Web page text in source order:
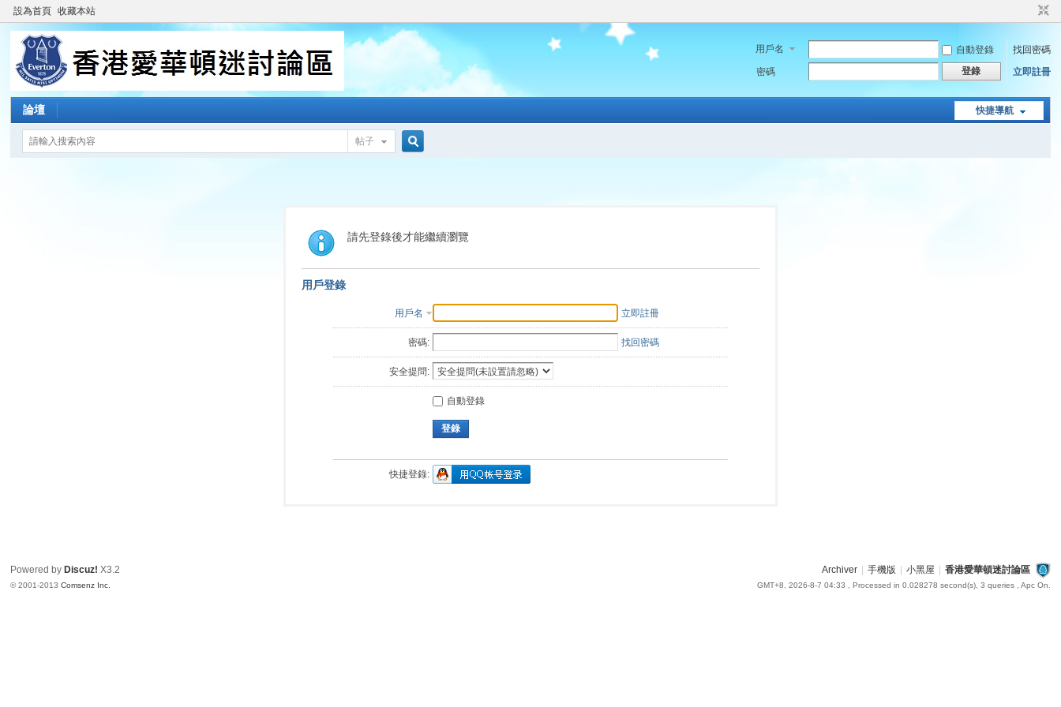
設為首頁 收藏本站
用戶名 自動登錄
找回密碼
密碼
登錄 立即註冊
快捷導航
論壇
帖子
索
請先登錄後才能繼續瀏覽
用戶登錄
用戶名 立即註冊
密碼: 找回密碼
安全提問:
自動登錄
登錄
快捷登錄:
Archiver 手機版 小黑屋 香港愛華頓迷討論區
GMT+8, 2026-8-7 04:33 , Processed in 0.028278 second(s), 3 queries , Apc On.
Powered by Discuz! X3.2
© 2001-2013Comsenz Inc.